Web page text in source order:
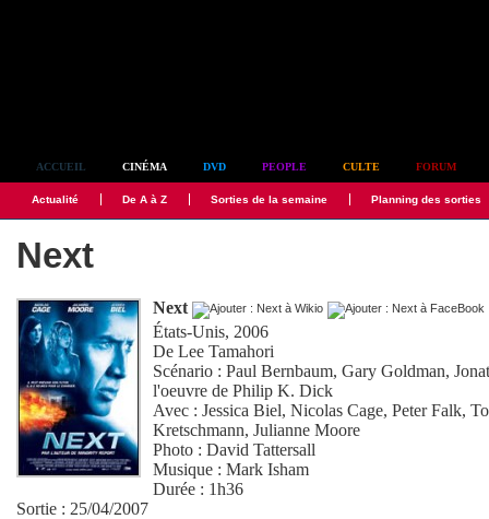
ACCUEIL CINÉMA DVD PEOPLE CULTE FORUM
Actualité De A à Z Sorties de la semaine Planning des sorties
Next
Next
États-Unis, 2006
DeLee Tamahori
Scénario :Paul Bernbaum,Gary Goldman,
l'oeuvre de Philip K. Dick
Avec :Jessica Biel,Nicolas Cage,Peter Falk,
Kretschmann,Julianne Moore
Photo :David Tattersall
Musique :Mark Isham
Durée : 1h36
Sortie : 25/04/2007